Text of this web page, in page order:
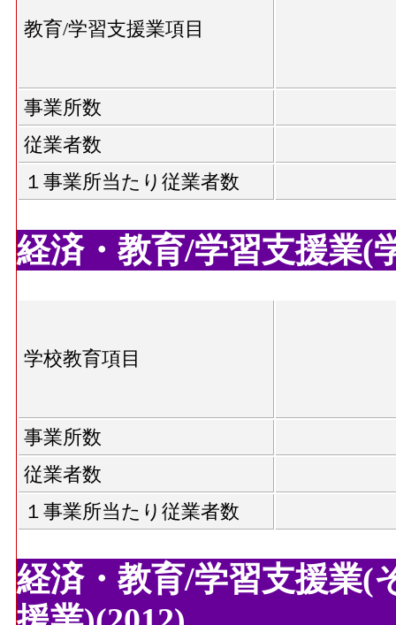
教育/学習支援業項目
事業所数
従業者数
１事業所当たり従業者数
経済・教育/学習支援業(
学校教育項目
事業所数
従業者数
１事業所当たり従業者数
経済・教育/学習支援業(